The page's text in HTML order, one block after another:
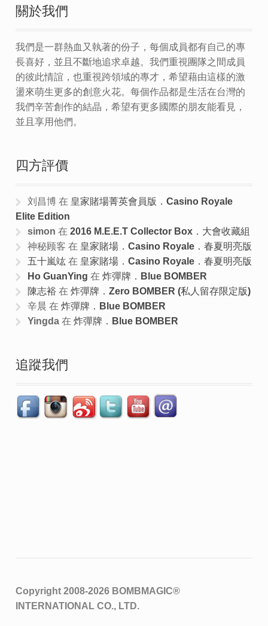
關於我們
我們是一群熱血又執著的份子，每個成員都有自己的專
長喜好，並且不斷地追求卓越。我們重視團隊之間成員
的彼此情誼，也重視跨領域的專才，希望藉由這樣的激
盪來萌生更多的創意火花。每個作品都是生活在台灣的
我們辛苦創作的結晶，希望有更多國際的朋友能看見，
並且享用他們。
四方評價
刘昌博 在 皇家賭場菁英會員版．Casino Royale
Elite Edition
simon 在2016 M.E.E.T Collector Box．大會收藏組
神秘顾客 在 皇家賭場．Casino Royale．春夏明亮版
五十嵐竑 在 皇家賭場．Casino Royale．春夏明亮版
Ho GuanYing 在炸彈牌．Blue BOMBER
陳志裕 在炸彈牌．Zero BOMBER (私人留存限定版)
辛晨 在炸彈牌．Blue BOMBER
Yingda 在炸彈牌．Blue BOMBER
追蹤我們
Copyright 2008-2026BOMBMAGIC®
INTERNATIONAL CO., LTD.